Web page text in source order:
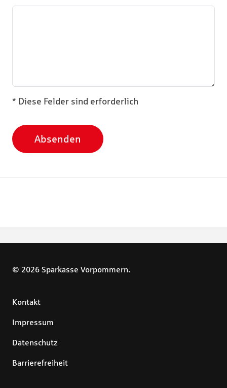
* Diese Felder sind erforderlich
Absenden
© 2026 Sparkasse Vorpommern.
Kontakt
Impressum
Datenschutz
Barrierefreiheit